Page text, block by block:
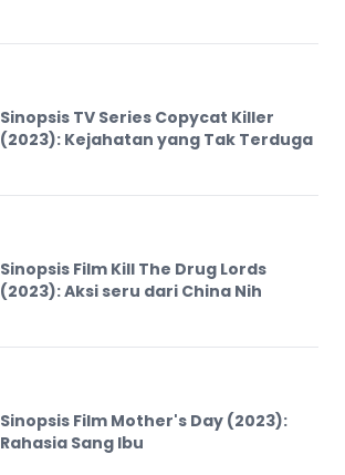
Sinopsis TV Series Copycat Killer
(2023): Kejahatan yang Tak Terduga
Sinopsis Film Kill The Drug Lords
(2023): Aksi seru dari China Nih
Sinopsis Film Mother's Day (2023):
Rahasia Sang Ibu